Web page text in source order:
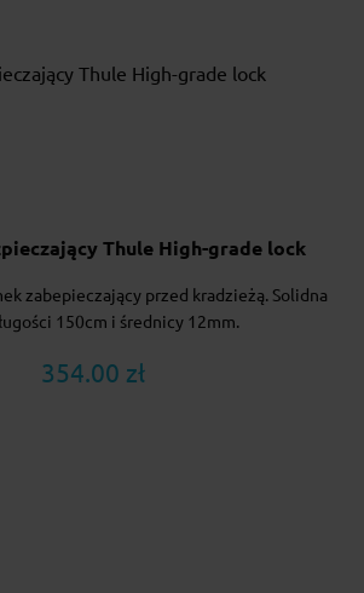
Thule High-grade lock
zabepieczający przed kradzieżą. Solidna
150cm i średnicy 12mm.
354.00 zł